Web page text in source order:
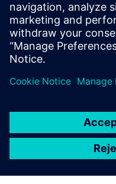
Інформаційна довідка
Посібник з інтеграції:
Siemens Building X